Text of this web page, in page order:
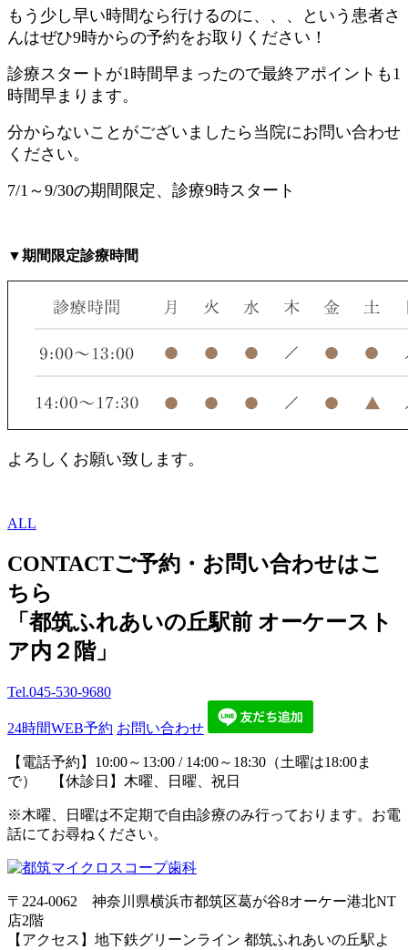
もう少し早い時間なら行けるのに、、、という患者さ
んはぜひ9時からの予約をお取りください！
診療スタートが1時間早まったので最終アポイントも1
時間早まります。
分からないことがございましたら当院にお問い合わせ
ください。
7/1～9/30の期間限定、診療9時スタート
▼期間限定診療時間
よろしくお願い致します。
ALL
CONTACTご予約・お問い合わせはこ
ちら
「都筑ふれあいの丘駅前 オーケースト
ア内２階」
Tel.045-530-9680
24時間WEB予約 お問い合わせ
【電話予約】10:00～13:00 / 14:00～18:30（土曜は18:00ま
で） 【休診日】木曜、日曜、祝日
※木曜、日曜は不定期で自由診療のみ行っております。お電
話にてお尋ねください。
〒224-0062 神奈川県横浜市都筑区葛が谷8オーケー港北NT
店2階
【アクセス】地下鉄グリーンライン 都筑ふれあいの丘駅よ